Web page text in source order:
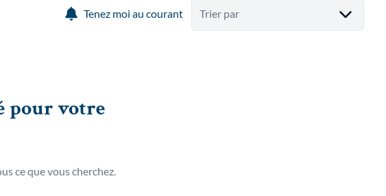
Tenez moi au courant Trier par
pour votre
ce que vous cherchez.